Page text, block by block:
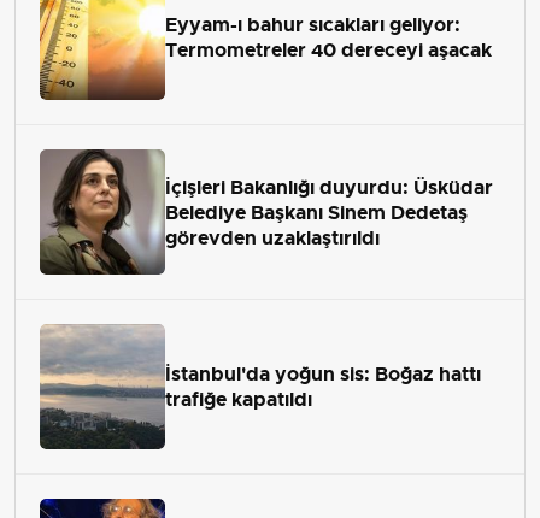
Eyyam-ı bahur sıcakları geliyor:
Termometreler 40 dereceyi aşacak
İçişleri Bakanlığı duyurdu: Üsküdar
Belediye Başkanı Sinem Dedetaş
görevden uzaklaştırıldı
İstanbul'da yoğun sis: Boğaz hattı
trafiğe kapatıldı